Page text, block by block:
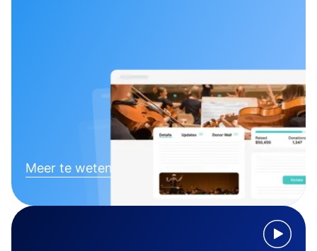
Meer te weten komen